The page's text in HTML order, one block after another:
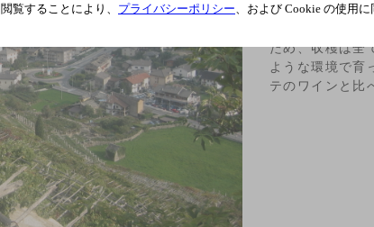
高の条件となっ
畑は急な箇所
ため、収穫は全
ような環境で育
テのワインと比
閲覧することにより、 プライバシーポリシー 、および Cookie の使用